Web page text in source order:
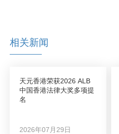
相关新闻
天元香港荣获2026 ALB
中国香港法律大奖多项提
名
2026年07月29日